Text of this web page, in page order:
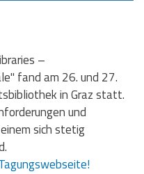
–
fand am 26. und 27.
in Graz statt.
und
sich stetig